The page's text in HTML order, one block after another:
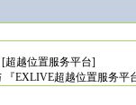
[超越位置服务平台]
EXLIVE超越位置服务平